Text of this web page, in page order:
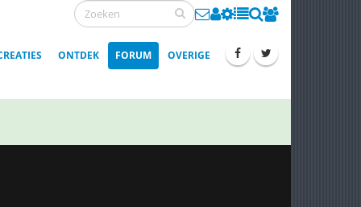
ONTDEK FORUM OVERIGE